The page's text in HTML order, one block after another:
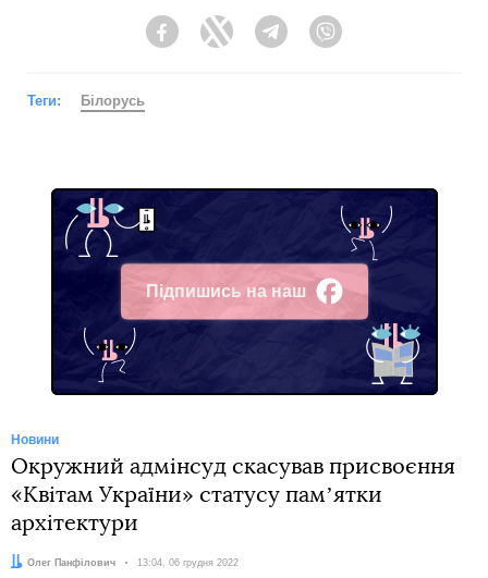
FacebookTwitter Telegram
Теги: Білорусь
Підпишись на наш
Facebook
Новини
Окружний адмінсуд скасував присвоєння
«Квітам України» статусу памʼятки
архітектури
Автор:
Олег Панфілович Дата:
13:04, 06 грудня 2022